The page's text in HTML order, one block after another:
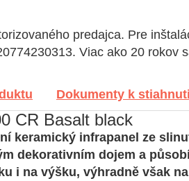
predajca. Pre
Viac ako 20
Dokumenty k
CR Basalt black
keramický infrapanel ze
dekorativním dojem a
i na výšku, výhradně však